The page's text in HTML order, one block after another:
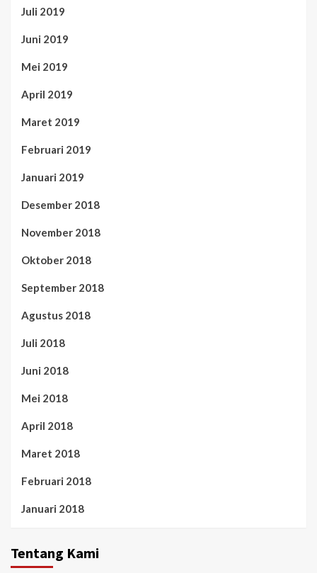
Juli 2019
Juni 2019
Mei 2019
April 2019
Maret 2019
Februari 2019
Januari 2019
Desember 2018
November 2018
Oktober 2018
September 2018
Agustus 2018
Juli 2018
Juni 2018
Mei 2018
April 2018
Maret 2018
Februari 2018
Januari 2018
Tentang Kami